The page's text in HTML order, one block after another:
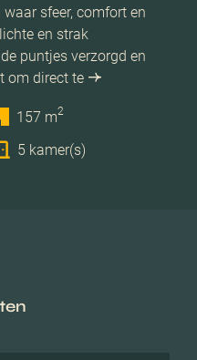
sfeer, comfort en
en strak
puntjes verzorgd en
om direct te
157 m2
5 kamer(s)